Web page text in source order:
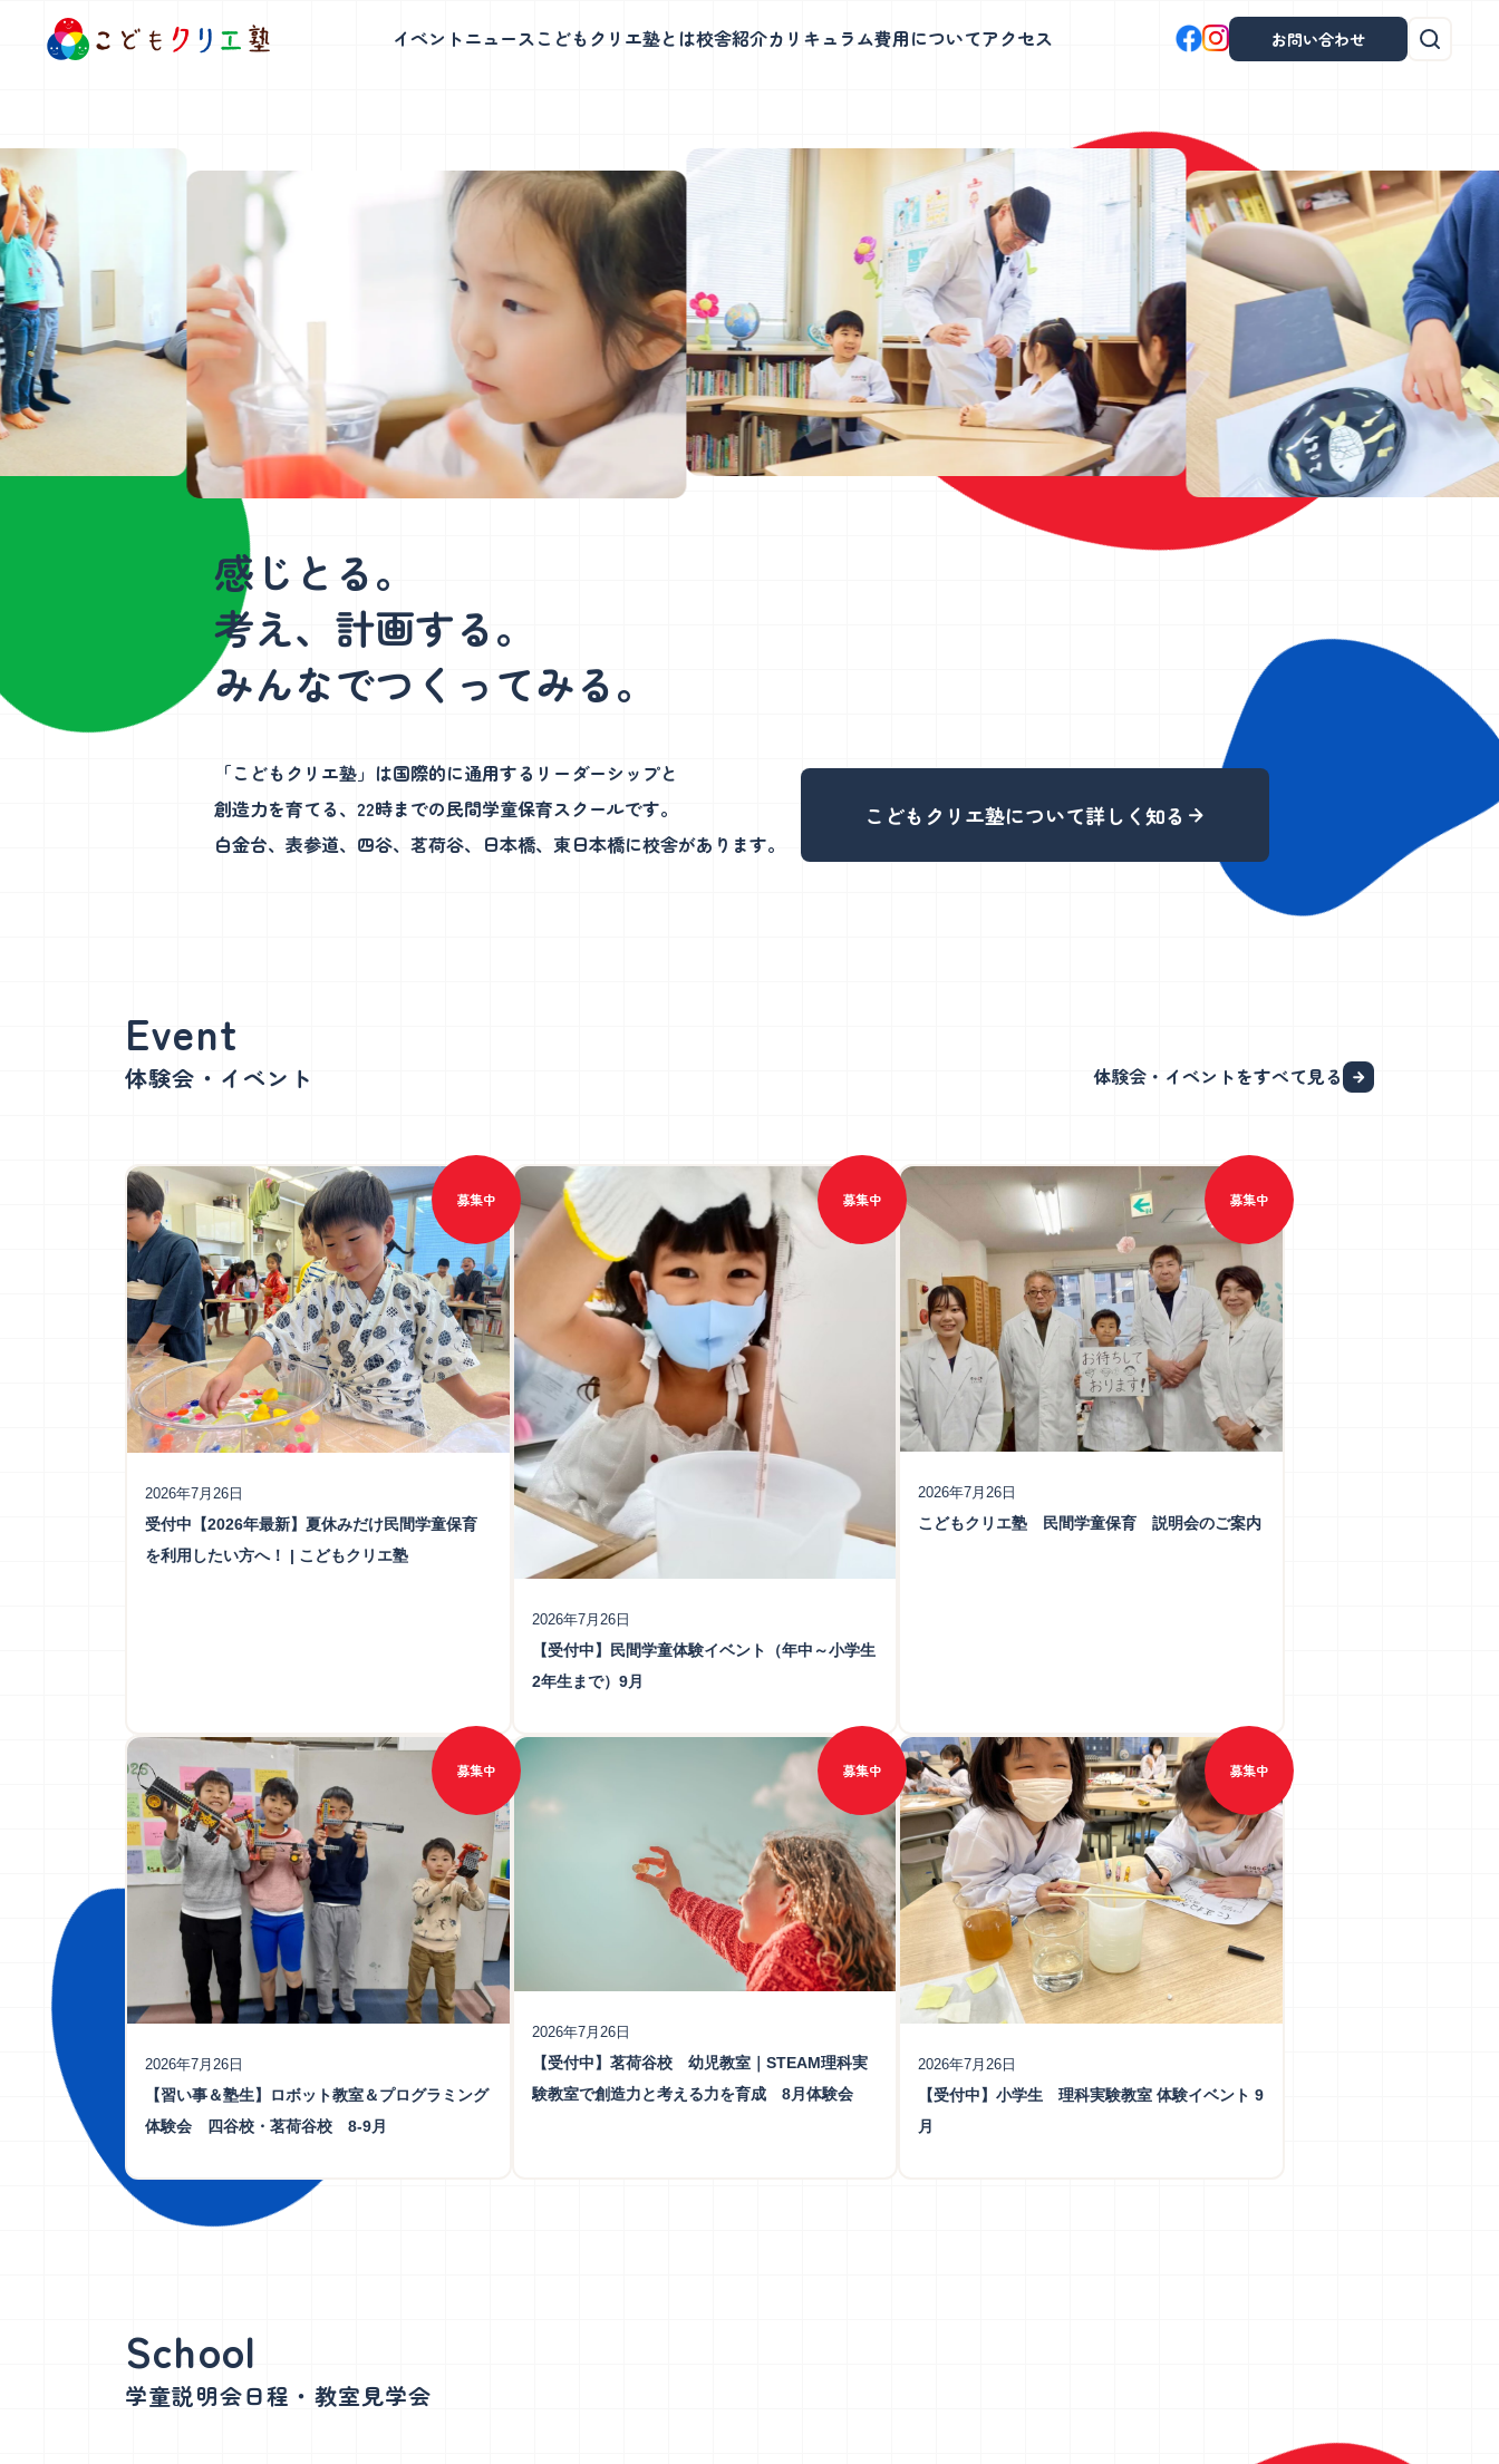
イベントニュースこどもクリエ塾とは校舎紹介
白金台校
白金台校について
学童説明会日程・教室見学会
表参道校について
学童説明会日程・教室見学会
四谷校
四谷校について
茗荷谷校
茗荷谷校について
学童説明会日程・教室見学会
東日本橋校について
カリキュラム
読み書き発表コース
体を使った表現と読書、探究学習で表
現力・創造力を育みます。
ロボット教室
好奇心を原動力に、考え抜きやり遂げ
る力を育てます。
グローバルコース
英語のみで行う3段階制のレッスンで、
楽しく実践力と表現力を育てます。
プログラミングコース
体を使った表現と読書、探究学習で表
現力・創造力を育みます。
アートコース
本物のアートにふれ、創造性と芸術を
楽しむ力を育みます。
土曜日も
理科実験教室
土曜日
開催！
幼児教室
費用についてアクセス お問い合わせ
感じとる。
考え、計画する。
みんなでつくってみる。
「こどもクリエ塾」は国際的に通用するリーダーシップと
創造力を育てる、22時までの民間学童保育スクールです。
白金台、表参道、四谷、茗荷谷、日本橋、東日本橋に校舎があります。
こどもクリエ塾について詳しく知る
体験会・イベント 体験会・イベントをすべて見る
募集中
2026年7月26日
受付中【2026年最新】夏休みだけ民間学童保育
を利用したい方へ！ | こどもクリエ塾
募集中
2026年7月26日
【受付中】民間学童体験イベント（年中～小学生
2年生まで）9月
募集中
2026年7月26日
こどもクリエ塾 民間学童保育 説明会のご案内
募集中
2026年7月26日
【習い事＆塾生】ロボット教室＆プログラミング
体験会 四谷校・茗荷谷校 8-9月
募集中
2026年7月26日
【受付中】茗荷谷校 幼児教室｜STEAM理科実
験教室で創造力と考える力を育成 8月体験会
募集中
2026年7月26日
【受付中】小学生 理科実験教室 体験イベント 9
月
学童説明会日程・教室見学会